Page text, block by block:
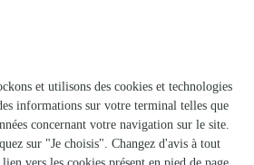
le site Web, pour passer
livré comme annoncé, très satisfait , je
à l'occasion . Rien à dire , parfait ,
fonctionnement.